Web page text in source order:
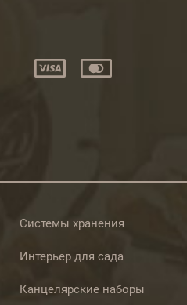
Системы хранения
Интерьер для сада
Канцелярские наборы